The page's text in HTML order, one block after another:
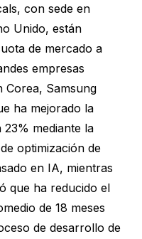
con sede en
Unido, están
de mercado a
empresas
Corea, Samsung
ha mejorado la
mediante la
optimización de
en IA, mientras
que ha reducido el
de 18 meses
de desarrollo de